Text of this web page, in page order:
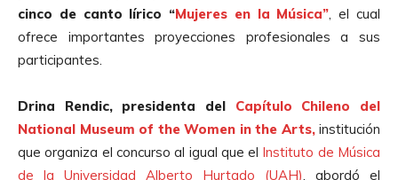
cinco de canto lírico “Mujeres en la Música” , el cual
ofrece importantes proyecciones profesionales a sus
participantes.
Drina Rendic, presidenta del Capítulo Chileno del
National Museum of the Women in the Arts,institución
que organiza el concurso al igual que el Instituto de Música
de la Universidad Alberto Hurtado (UAH)
, abordó el